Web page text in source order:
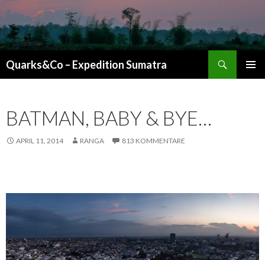
Quarks&Co – Expedition Sumatra
BATMAN, BABY & BYE…
APRIL 11, 2014 RANGA 813 KOMMENTARE